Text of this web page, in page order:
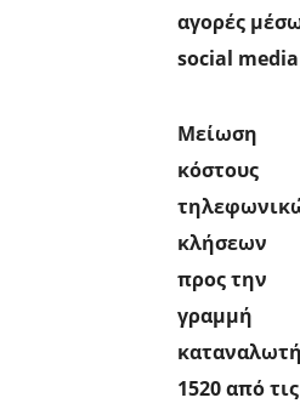
αγορές
social media
Μείωση
κόστους
κλήσεων
προς την
γραμμή
1520 από τις